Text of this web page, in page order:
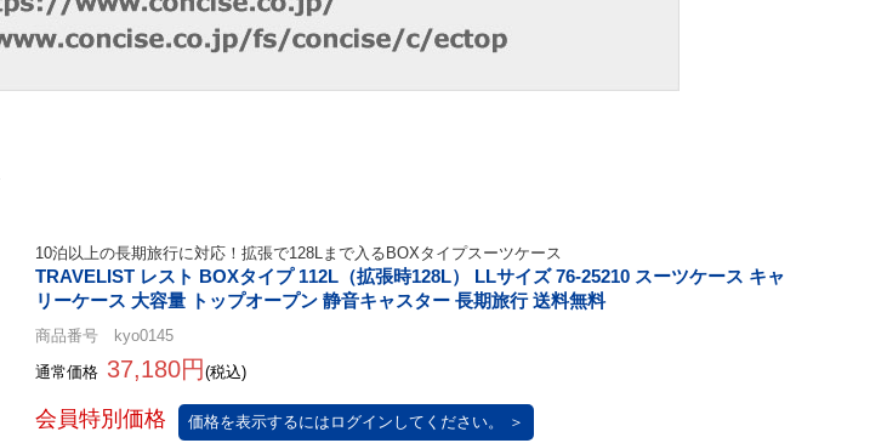
10泊以上の長期旅行に対応！拡張で128Lまで入るBOXタイプスーツケース
TRAVELIST レスト BOXタイプ 112L（拡張時128L） LLサイズ 76-25210 スーツケース キャ
リーケース 大容量 トップオープン 静音キャスター 長期旅行 送料無料
商品番号 kyo0145
通常価格 37,180円 (税込)
価格を表示するにはログインしてください。 ＞